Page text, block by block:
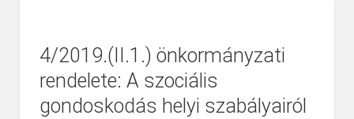
4/2019.(II.1.) önkormányzati
rendelete: A szociális
gondoskodás helyi szabályairól